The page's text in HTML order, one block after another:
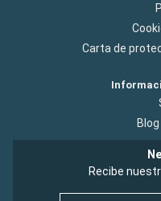
Carta de
Recibe